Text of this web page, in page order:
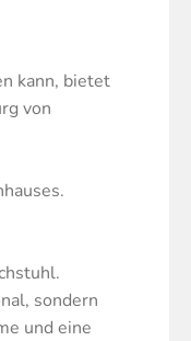
kann, bietet
von
sondern
und eine